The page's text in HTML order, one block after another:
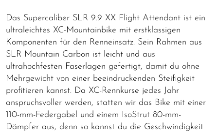
Das Supercaliber SLR 9.9 XX Flight Attendant ist ein
ultraleichtes XC-Mountainbike mit erstklassigen
Komponenten für den Renneinsatz. Sein Rahmen aus
SLR Mountain Carbon ist leicht und aus
ultrahochfesten Faserlagen gefertigt, damit du ohne
Mehrgewicht von einer beeindruckenden Steifigkeit
profitieren kannst. Da XC-Rennkurse jedes Jahr
anspruchsvoller werden, statten wir das Bike mit einer
110-mm-Federgabel und einem IsoStrut 80-mm-
Dämpfer aus, denn so kannst du die Geschwindigkeit